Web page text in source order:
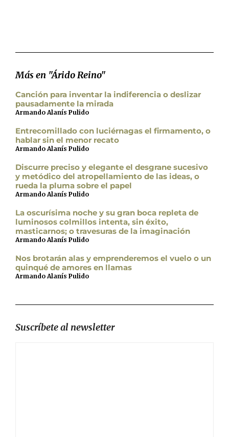
Más en "Árido Reino"
Canción para inventar la indiferencia o deslizar
pausadamente la mirada
Armando Alanís Pulido
Entrecomillado con luciérnagas el firmamento, o
hablar sin el menor recato
Armando Alanís Pulido
Discurre preciso y elegante el desgrane sucesivo
y metódico del atropellamiento de las ideas, o
rueda la pluma sobre el papel
Armando Alanís Pulido
La oscurísima noche y su gran boca repleta de
luminosos colmillos intenta, sin éxito,
masticarnos; o travesuras de la imaginación
Armando Alanís Pulido
Nos brotarán alas y emprenderemos el vuelo o un
quinqué de amores en llamas
Armando Alanís Pulido
Suscríbete al newsletter